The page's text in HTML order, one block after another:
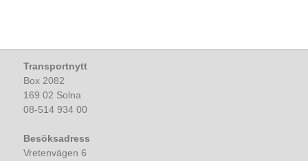
Transportnytt
Box 2082
169 02 Solna
08-514 934 00
Besöksadress
Vretenvägen 6